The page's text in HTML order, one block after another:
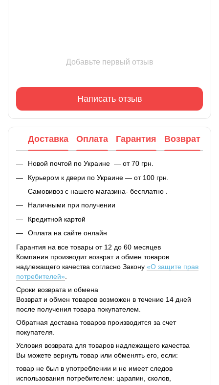
Добавьте первый отзыв
Написать отзыв
Доставка Оплата Гарантия Возврат
Новой почтой по Украине — от 70 грн.
Курьером к двери по Украине — от 100 грн.
Самовивоз с нашего магазина- бесплатно .
Наличными при получении
Кредитной картой
Оплата на сайте онлайн
Гарантия на все товары от 12 до 60 месяцев
Компания производит возврат и обмен товаров
надлежащего качества согласно Закону «О защите прав
потребителей»
Сроки возврата и обмена
Возврат и обмен товаров возможен в течение 14 дней
после получения товара покупателем.
Обратная доставка товаров производится за счет
покупателя.
Условия возврата для товаров надлежащего качества
Вы можете вернуть товар или обменять его, если:
товар не был в употреблении и не имеет следов
использования потребителем: царапин, сколов,